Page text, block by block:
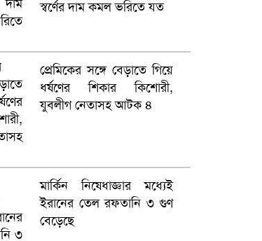
স্বর্ণের দাম কমল ভরিতে যত
প্রেমিকের সঙ্গে বেড়াতে গিয়ে
ধর্ষণের শিকার কিশোরী,
যুবলীগ নেতাসহ আটক ৪
মার্কিন নিষেধাজ্ঞার মধ্যেই
ইরানের তেল রফতানি ৩ গুণ
বেড়েছে